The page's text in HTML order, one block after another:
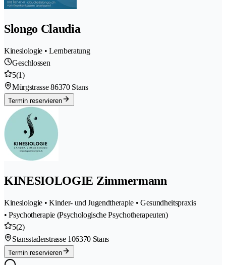
Slongo Claudia
Kinesiologie • Lernberatung
Geschlossen
5(1)
Mürgstrasse 86370 Stans
Termin reservieren
KINESIOLOGIE Zimmermann
Kinesiologie • Kinder- und Jugendtherapie • Gesundheitspraxis
• Psychotherapie (Psychologische Psychotherapeuten)
5(2)
Stansstaderstrasse 106370 Stans
Termin reservieren